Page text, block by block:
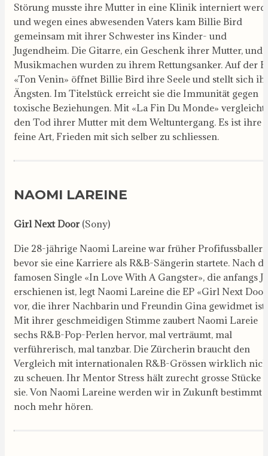
Störung musste ihre Mutter in eine Klinik interniert
und wegen eines abwesenden Vaters kam Billie Bird
gemeinsam mit ihrer Schwester ins Kinder- und
Jugendheim. Die Gitarre, ein Geschenk ihrer Mutter, und
Musikmachen wurden zu ihrem Rettungsanker. Auf der
«Ton Venin» öffnet Billie Bird ihre Seele und stellt sich
Ängsten. Im Titelstück erreicht sie die Immunität gegen
toxische Beziehungen. Mit «La Fin Du Monde» vergleicht
den Tod ihrer Mutter mit dem Weltuntergang. Es ist ihre
feine Art, Frieden mit sich selber zu schliessen.
NAOMI LAREINE
Girl Next Door (Sony)
Die 28-jährige Naomi Lareine war früher
bevor sie eine Karriere als R&B-Sängerin startete. Nach
famosen Single «In Love With A Gangster», die anfangs
erschienen ist, legt Naomi Lareine die EP «Girl Next
vor, die ihrer Nachbarin und Freundin Gina gewidmet ist.
Mit ihrer geschmeidigen Stimme zaubert Naomi Lareie
sechs R&B-Pop-Perlen hervor, mal verträumt, mal
verführerisch, mal tanzbar. Die Zürcherin braucht den
Vergleich mit internationalen R&B-Grössen wirklich
zu scheuen. Ihr Mentor Stress hält zurecht grosse Stücke
sie. Von Naomi Lareine werden wir in Zukunft bestimmt
noch mehr hören.